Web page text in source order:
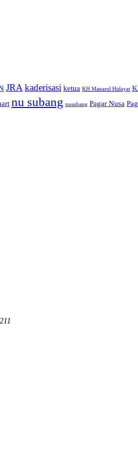
JRA kaderisasi ketua KH Manarul Hidayat
nu subang nusubang Pagar Nusa